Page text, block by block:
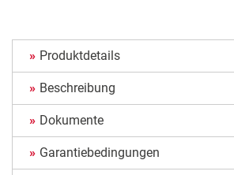
Produktdetails
Beschreibung
Dokumente
Garantiebedingungen